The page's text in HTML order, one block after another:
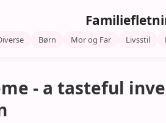
Børn Mor og Far Livsstil
- a tasteful